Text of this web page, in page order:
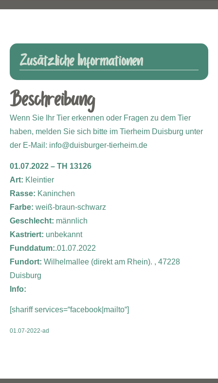
Zusätzliche Informationen
Beschreibung
Wenn Sie Ihr Tier erkennen oder Fragen zu dem Tier
haben, melden Sie sich bitte im Tierheim Duisburg unter
der E-Mail: info@duisburger-tierheim.de
01.07.2022 – TH 13126
Art: Kleintier
Rasse: Kaninchen
Farbe: weiß-braun-schwarz
Geschlecht: männlich
Kastriert: unbekannt
Funddatum:.01.07.2022
Fundort: Wilhelmallee (direkt am Rhein). , 47228
Duisburg
Info:
[shariff services=“facebook|mailto“]
01.07-2022-ad